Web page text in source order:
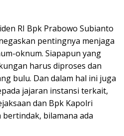
RI Bpk Prabowo Subianto
pentingnya menjaga
oknum. Siapapun yang
harus diproses dan
bulu. Dan dalam hal ini juga
jajaran instansi terkait,
dan Bpk Kapolri
bilamana ada